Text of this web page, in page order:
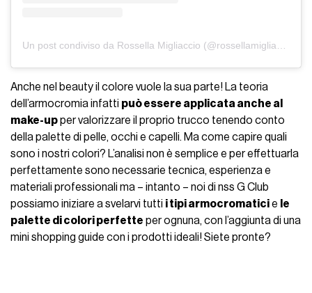
Anche nel beauty il colore vuole la sua parte! La teoria
dell’armocromiainfatti può essere applicata anche al
make-upper valorizzare il proprio trucco tenendo conto
della palette di pelle, occhi e capelli. Ma come capire quali
sono i nostri colori? L’analisi non è semplice e per effettuarla
perfettamente sono necessarie tecnica, esperienza e
materiali professionali ma – intanto – noi di nss G Club
possiamo iniziare a svelarvi tutti i tipi armocromaticie le
palette di colori perfette per ognuna, con l’aggiunta di una
mini shopping guide con i prodotti ideali! Siete pronte?